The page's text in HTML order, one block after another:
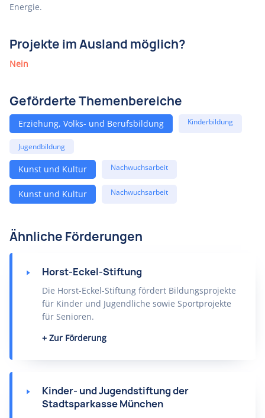
Energie.
Projekte im Ausland möglich?
Nein
Geförderte Themenbereiche
Erziehung, Volks- und Berufsbildung Kinderbildung
Jugendbildung
Kunst und Kultur Nachwuchsarbeit
Kunst und Kultur Nachwuchsarbeit
Ähnliche Förderungen
Horst-Eckel-Stiftung
Die Horst-Eckel-Stiftung fördert Bildungsprojekte
für Kinder und Jugendliche sowie Sportprojekte
für Senioren.
Zur Förderung
Kinder- und Jugendstiftung der
Stadtsparkasse München